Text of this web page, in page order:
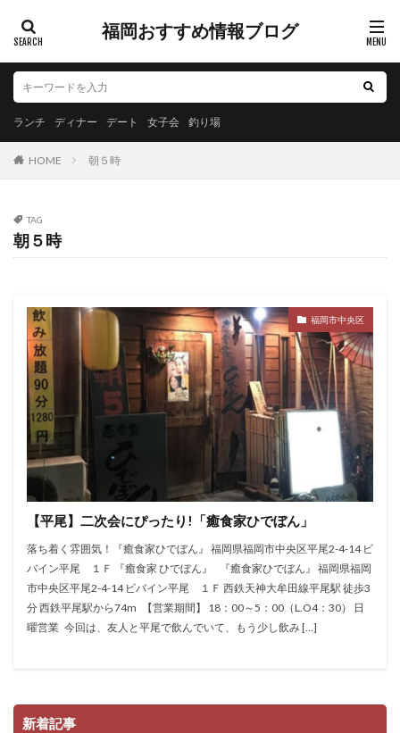
福岡おすすめ情報ブログ
ランチ ディナー デート 女子会 釣り場
HOME 朝５時
TAG
朝５時
福岡市中央区
【平尾】二次会にぴったり!「癒食家ひでぼん」
落ち着く雰囲気！『癒食家ひでぼん』 福岡県福岡市中央区平尾2-4-14 ビ
バイン平尾 １Ｆ 『癒食家 ひでぼん』 『癒食家ひでぼん』 福岡県福岡
市中央区平尾2-4-14 ビバイン平尾 １Ｆ 西鉄天神大牟田線平尾駅 徒歩3
分 西鉄平尾駅から74m 【営業期間】 18：00～5：00（L.O4：30） 日
曜営業 今回は、友人と平尾で飲んでいて、もう少し飲み […]
新着記事